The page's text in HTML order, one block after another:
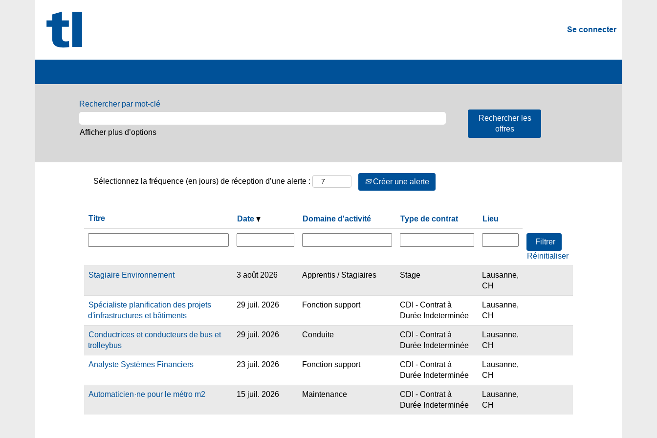
Se connecter
Rechercher par mot-clé
Afficher plus d’options
Sélectionnez la fréquence (en jours) de réception d’une alerte : Créer une alerte
Titre Date Domaine d'activité Type de contrat Lieu
Réinitialiser
Stagiaire Environnement 3 août 2026 Apprentis / Stagiaires Stage
Lausanne,
CH
Spécialiste planification des projets
d'infrastructures et bâtiments
29 juil. 2026 Fonction support
CDI - Contrat à
Durée Indeterminée
Lausanne,
CH
Conductrices et conducteurs de bus et
trolleybus
29 juil. 2026 Conduite
CDI - Contrat à
Durée Indeterminée
Lausanne,
CH
Analyste Systèmes Financiers 23 juil. 2026 Fonction support
CDI - Contrat à
Durée Indeterminée
Lausanne,
CH
Automaticien·ne pour le métro m2 15 juil. 2026 Maintenance
CDI - Contrat à
Durée Indeterminée
Lausanne,
CH